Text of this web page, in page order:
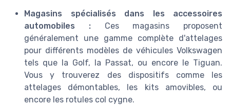
Magasins spécialisés dans les accessoires
automobiles :Ces magasins proposent
généralement une gamme complète d'attelages
pour différents modèles de véhicules Volkswagen
tels que la Golf, la Passat, ou encore le Tiguan.
Vous y trouverez des dispositifs comme les
attelages démontables, les kits amovibles, ou
encore les rotules col cygne.